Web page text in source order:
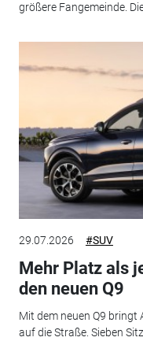
größere Fangemeinde.
29.07.2026 #SUV
Mehr Platz als
den neuen Q9
Mit dem neuen Q9 bringt
auf die Straße. Sieben